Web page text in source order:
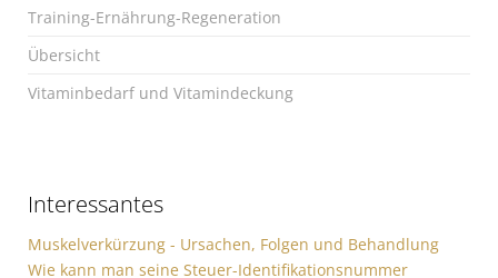
Training-Ernährung-Regeneration
Übersicht
Vitaminbedarf und Vitamindeckung
Interessantes
Muskelverkürzung - Ursachen, Folgen und Behandlung
Wie kann man seine Steuer-Identifikationsnummer